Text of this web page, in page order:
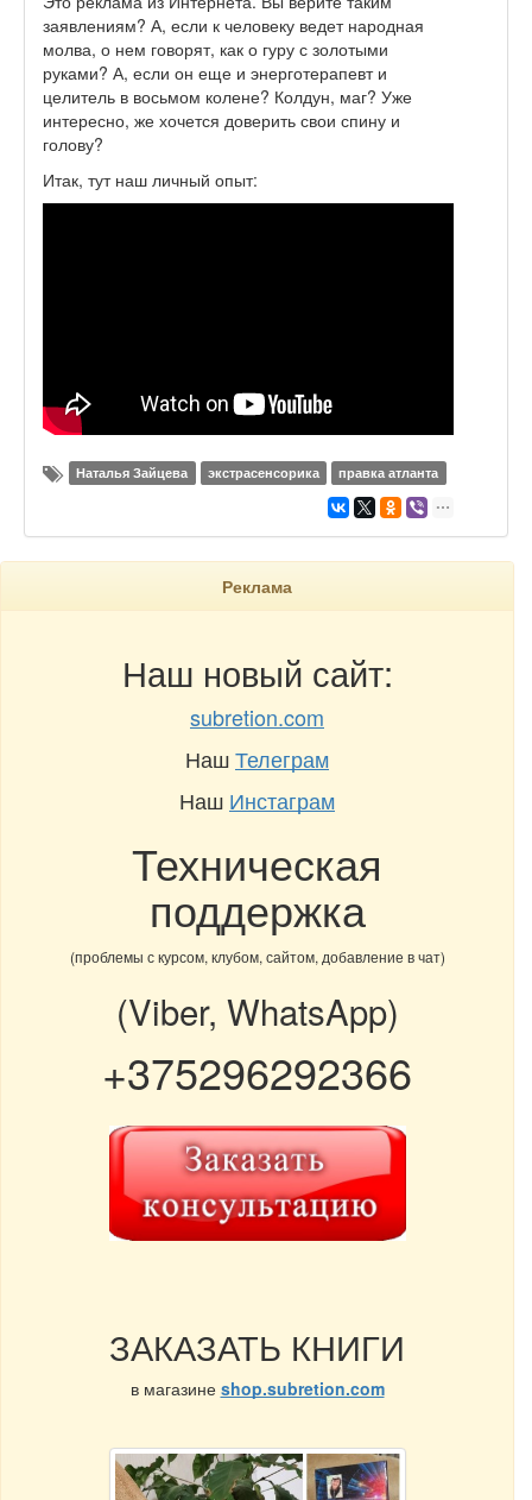
заявлениям? А, если к человеку ведет народная
молва, о нем говорят, как о гуру с золотыми
руками? А, если он еще и энерготерапевт и
целитель в восьмом колене? Колдун, маг? Уже
интересно, же хочется доверить свои спину и
голову?
Итак, тут наш личный опыт:
Наталья Зайцева экстрасенсорика правка атланта
Реклама
Наш новый сайт:
subretion.com
НашТелеграм
Наш Инстаграм
Техническая
поддержка
(проблемы с курсом, клубом, сайтом, добавление в чат)
(Viber, WhatsApp)
+375296292366
ЗАКАЗАТЬ КНИГИ
в магазине shop.subretion.com